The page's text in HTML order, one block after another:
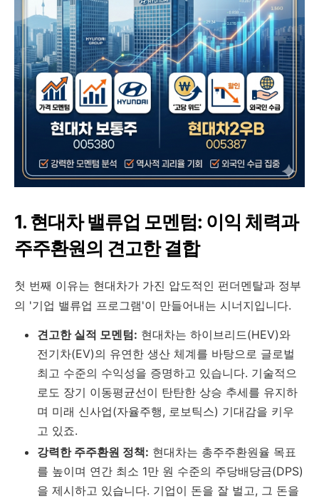
1. 현대차 밸류업 모멘텀: 이익 체력과
주주환원의 견고한 결합
첫 번째 이유는 현대차가 가진 압도적인 펀더멘탈과 정부
의 '기업 밸류업 프로그램'이 만들어내는 시너지입니다.
견고한 실적 모멘텀: 현대차는 하이브리드(HEV)와
전기차(EV)의 유연한 생산 체계를 바탕으로 글로벌
최고 수준의 수익성을 증명하고 있습니다. 기술적으
로도 장기 이동평균선이 탄탄한 상승 추세를 유지하
며 미래 신사업(자율주행, 로보틱스) 기대감을 키우
고 있죠.
강력한 주주환원 정책: 현대차는 총주주환원율 목표
를 높이며 연간 최소 1만 원 수준의 주당배당금(DPS)
을 제시하고 있습니다. 기업이 돈을 잘 벌고, 그 돈을